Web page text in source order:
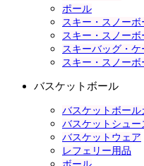
ポール
スキー・スノーボ
スキー・スノーボ
スキーバッグ・ケ
スキー・スノーボ
バスケットボール
バスケットボール
バスケットシュー
バスケットウェア
レフェリー用品